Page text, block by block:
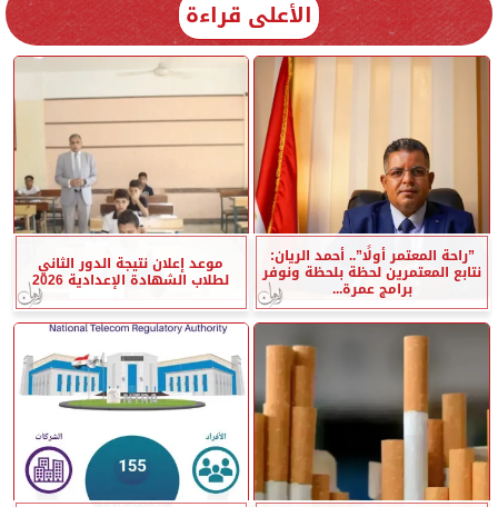
الأعلى قراءة
”راحة المعتمر أولًا”.. أحمد الريان:
نتابع المعتمرين لحظة بلحظة ونوفر
برامج عمرة...
موعد إعلان نتيجة الدور الثاني
لطلاب الشهادة الإعدادية 2026